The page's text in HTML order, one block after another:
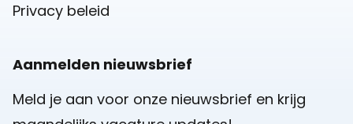
Privacy beleid
Aanmelden nieuwsbrief
Meld je aan voor onze nieuwsbrief en krijg